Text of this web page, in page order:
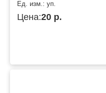
Ед. изм.: уп.
Цена:20 р.